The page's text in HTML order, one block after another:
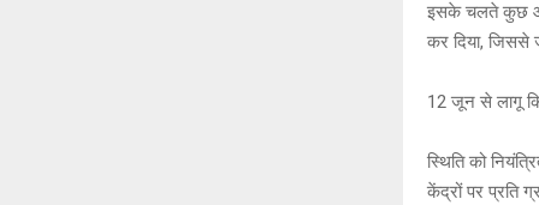
इसके चलते कुछ
कर दिया, जिससे
12 जून से लागू
स्थिति को
केंद्रों पर प्रति